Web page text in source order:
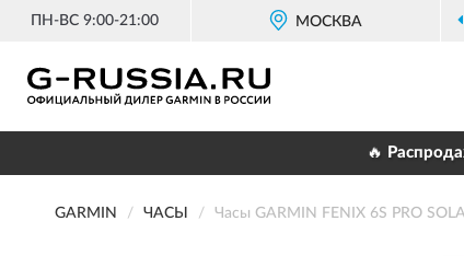
ПН-ВС 9:00-21:00 МОСКВА
🔥
GARMIN ЧАСЫ Часы GARMIN FENIX 6S PRO